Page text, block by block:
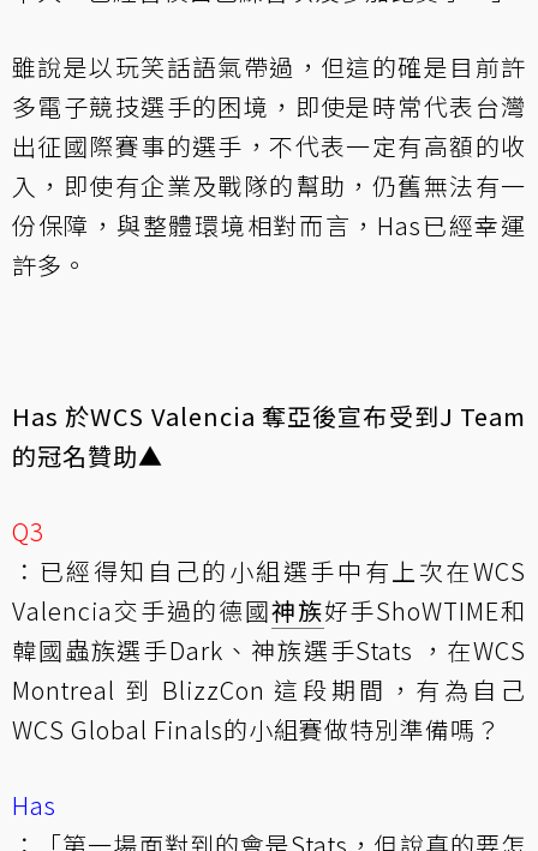
雖說是以玩笑話語氣帶過，但這的確是目前許
多電子競技選手的困境，即使是時常代表台灣
出征國際賽事的選手，不代表一定有高額的收
入，即使有企業及戰隊的幫助，仍舊無法有一
份保障，與整體環境相對而言，Has已經幸運
許多。
Has 於WCS Valencia 奪亞後宣布受到J Team
的冠名贊助▲
Q3
：已經得知自己的小組選手中有上次在WCS
Valencia交手過的德國神族好手ShoWTIME和
韓國蟲族選手Dark、神族選手Stats ，在WCS
Montreal 到 BlizzCon 這段期間，有為自己
WCS Global Finals的小組賽做特別準備嗎？
Has